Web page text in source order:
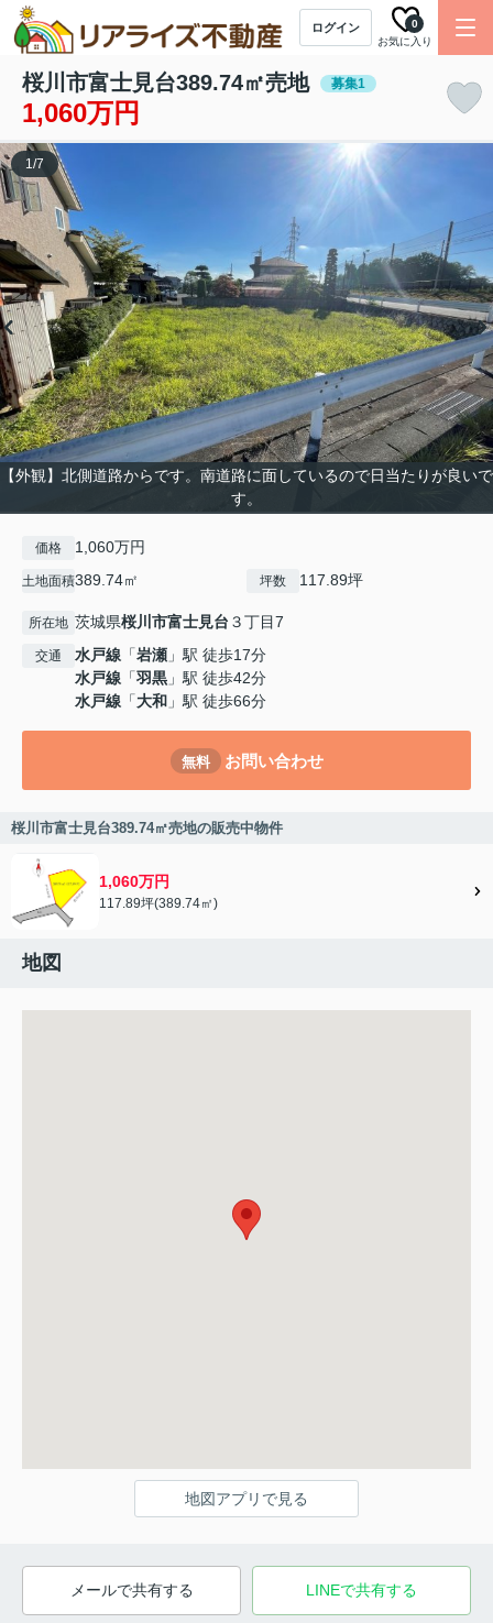
ログイン
お気に入り
0
桜川市富士見台389.74㎡売地 募集1
1,060万円
【外観】北側道路からです。南道路に面しているので日当たりが良いで
す。
1/7
価格 1,060万円
土地面積389.74㎡ 坪数 117.89坪
所在地 茨城県桜川市富士見台 ３丁目7
交通 水戸線 「岩瀬 」駅 徒歩17分
水戸線 「羽黒 」駅 徒歩42分
水戸線 「大和 」駅 徒歩66分
無料 お問い合わせ
桜川市富士見台389.74㎡売地の販売中物件
1,060万円
117.89坪(389.74㎡)
地図
地図アプリで見る
メールで共有する LINEで共有する